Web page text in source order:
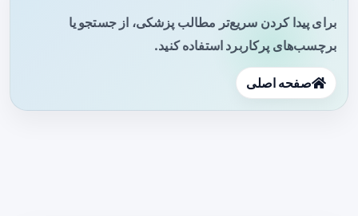
برای پیدا کردن سریع‌تر مطالب پزشکی، از جستجو یا
برچسب‌های پرکاربرد استفاده کنید.
صفحه اصلی